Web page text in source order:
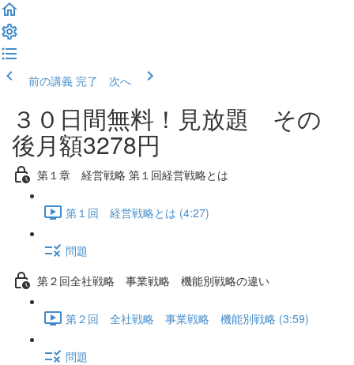
前の講義 完了 次へ
３０日間無料！見放題 その
後月額3278円
第１章 経営戦略 第１回経営戦略とは
第１回 経営戦略とは (4:27)
問題
第２回全社戦略 事業戦略 機能別戦略の違い
第２回 全社戦略 事業戦略 機能別戦略 (3:59)
問題